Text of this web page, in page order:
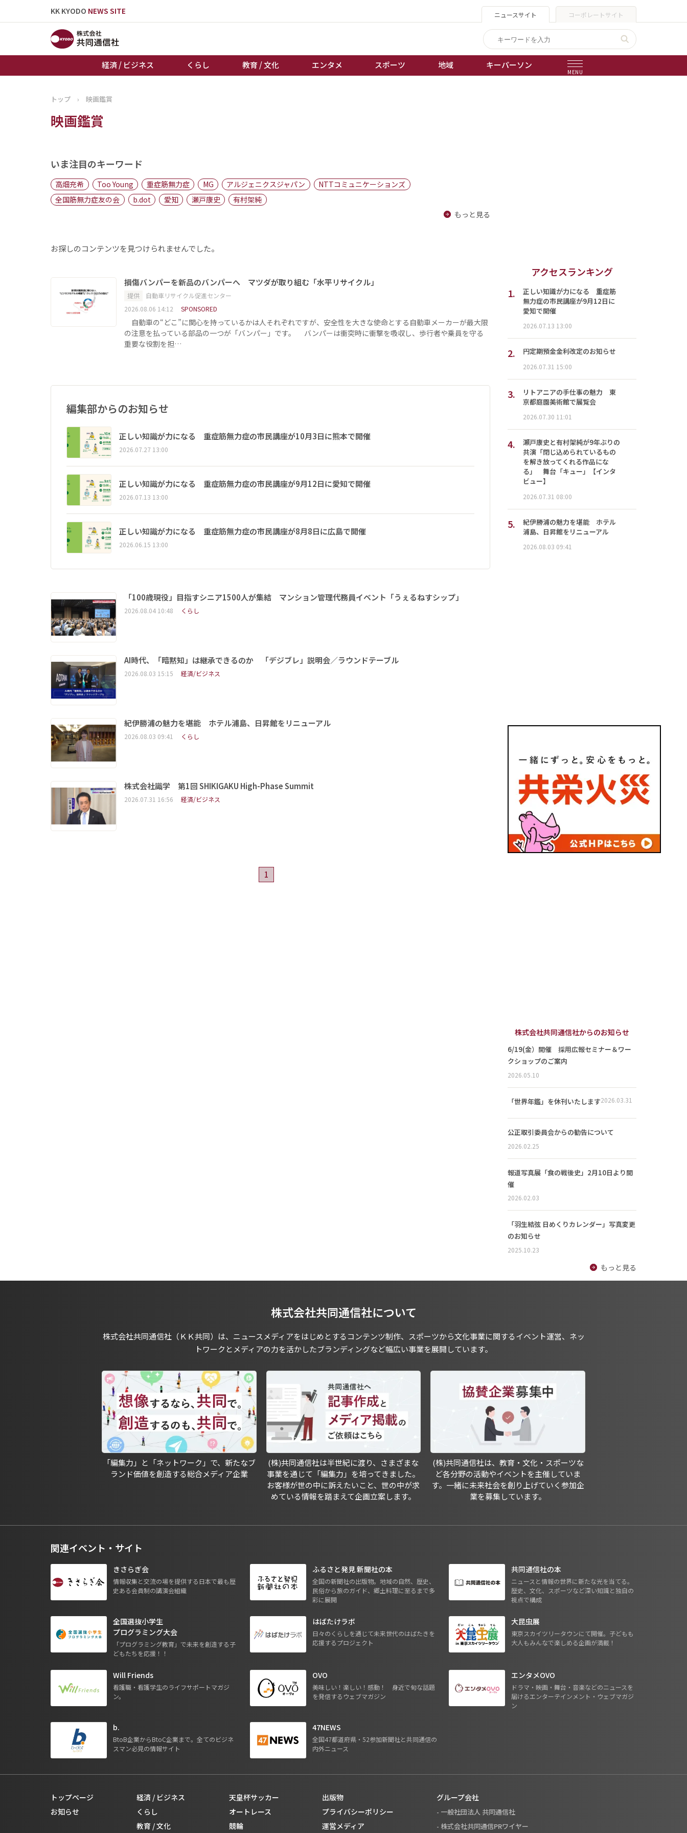
KK KYODO NEWS SITE ニュースサイト コーポレートサイト
経済 / ビジネス くらし 教育 / 文化 エンタメ スポーツ 地域 キーパーソン
MENU
トップページ
お知らせ
地域
キーパーソン
棋王戦
トップ › 映画鑑賞
映画鑑賞
いま注目のキーワード
高畑充希 Too Young 重症筋無力症 MG アルジェニクスジャパン
NTTコミュニケーションズ
全国筋無力症友の会
b.dot 愛知 瀬戸康史
有村架純
もっと見る
お探しのコンテンツを見つけられませんでした。
損傷バンパーを新品のバンパーへ マツダが取り組む「水平リサイクル」
提供
自動車リサイクル促進センター
2026.08.06 14:12
SPONSORED
自動車の“どこ”に関心を持っているかは人それぞれですが、安全性を大きな使命とする自動車メーカーが最大限
の注意を払っている部品の一つが「バンパー」です。 バンパーは衝突時に衝撃を吸収し、歩行者や乗員を守る
重要な役割を担…
編集部からのお知らせ
正しい知識が力になる 重症筋無力症の市民講座が10月3日に熊本で開催
2026.07.27 13:00
正しい知識が力になる 重症筋無力症の市民講座が9月12日に愛知で開催
2026.07.13 13:00
正しい知識が力になる 重症筋無力症の市民講座が8月8日に広島で開催
2026.06.15 13:00
「100歳現役」目指すシニア1500人が集結 マンション管理代務員イベント「うぇるねすシップ」
2026.08.04 10:48 くらし
AI時代、「暗黙知」は継承できるのか 「デジブレ」説明会／ラウンドテーブル
2026.08.03 15:15 経済/ビジネス
紀伊勝浦の魅力を堪能 ホテル浦島、日昇館をリニューアル
2026.08.03 09:41 くらし
株式会社識学 第1回 SHIKIGAKU High-Phase Summit
2026.07.31 16:56 経済/ビジネス
1
アクセスランキング
1.
正しい知識が力になる 重症筋
無力症の市民講座が9月12日に
愛知で開催
2026.07.13 13:00
2. 円定期預金金利改定のお知らせ
2026.07.31 15:00
3.
リトアニアの手仕事の魅力 東
京都庭園美術館で展覧会
2026.07.30 11:01
4.
瀬戸康史と有村架純が9年ぶりの
共演「閉じ込められているもの
を解き放ってくれる作品にな
る」 舞台「キュー」【インタ
ビュー】
2026.07.31 08:00
5.
紀伊勝浦の魅力を堪能 ホテル
浦島、日昇館をリニューアル
2026.08.03 09:41
株式会社共同通信社からのお知らせ
6/19(金）開催 採用広報セミナー＆ワー
クショップのご案内
2026.05.10
「世界年鑑」を休刊いたします2026.03.31
公正取引委員会からの勧告について
2026.02.25
報道写真展「食の戦後史」2月10日より開
催
2026.02.03
「羽生結弦 日めくりカレンダー」写真変更
のお知らせ
2025.10.23
もっと見る
株式会社共同通信社について
株式会社共同通信社（ＫＫ共同）は、ニュースメディアをはじめとするコンテンツ制作、スポーツから文化事業に関するイベント運営、ネッ
トワークとメディアの力を活かしたブランディングなど幅広い事業を展開しています。
「編集力」と「ネットワーク」で、新たなブ
ランド価値を創造する総合メディア企業
(株)共同通信社は半世紀に渡り、さまざまな
事業を通じて「編集力」を培ってきました。
お客様が世の中に訴えたいこと、世の中が求
めている情報を踏まえて企画立案します。
(株)共同通信社は、教育・文化・スポーツな
ど各分野の活動やイベントを主催していま
す。一緒に未来社会を創り上げていく参加企
業を募集しています。
関連イベント・サイト
きさらぎ会
情報収集と交流の場を提供する日本で最も歴
史ある会員制の講演会組織
ふるさと発見 新聞社の本
全国の新聞社の出版物。地域の自然、歴史、
民俗から旅のガイド、郷土料理に至るまで多
彩に展開
共同通信社の本
ニュースと情報の世界に新たな光を当てる。
歴史、文化、スポーツなど深い知識と独自の
視点で構成
全国選抜小学生
プログラミング大会
「プログラミング教育」で未来を創造する子
どもたちを応援！！
はばたけラボ
日々のくらしを通じて未来世代のはばたきを
応援するプロジェクト
大昆虫展
東京スカイツリータウンにて開催。子どもも
大人もみんなで楽しめる企画が満載！
Will Friends
看護職・看護学生のライフサポートマガジ
ン。
OVO
美味しい！楽しい！感動！ 身近で旬な話題
を発信するウェブマガジン
エンタメOVO
ドラマ・映画・舞台・音楽などのニュースを
届けるエンターテインメント・ウェブマガジ
ン
b.
BtoB企業からBtoC企業まで。全てのビジネ
スマン必見の情報サイト
47NEWS
全国47都道府県・52参加新聞社と共同通信の
内外ニュース
トップページ
お知らせ
経済 / ビジネス
くらし
教育 / 文化
天皇杯サッカー
オートレース
競輪
出版物
プライバシーポリシー
運営メディア
グループ会社
- 一般社団法人 共同通信社
- 株式会社共同通信PRワイヤー